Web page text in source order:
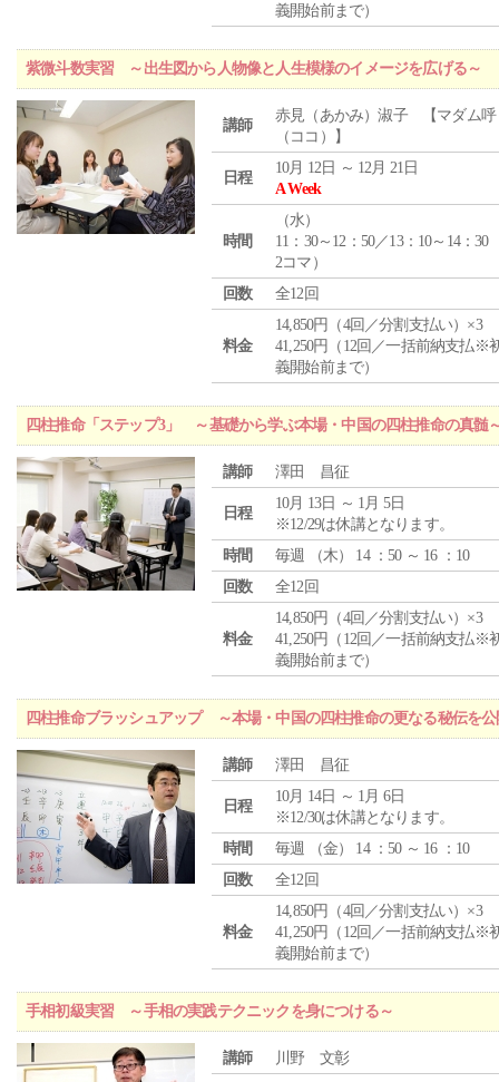
義開始前まで）
紫微斗数実習 ～出生図から人物像と人生模様のイメージを広げる～
講師
赤見（あかみ）淑子 【マダム呼
（ココ）】
日程
10月 12日 ～ 12月 21日
A Week
時間
（水）
11：30～12：50／13：10～14：30
2コマ）
回数
全12回
料金
14,850円（4回／分割支払い）×3
41,250円（12回／一括前納支払※
義開始前まで）
四柱推命「ステップ3」 ～基礎から学ぶ本場・中国の四柱推命の真髄
講師 澤田 昌征
日程
10月 13日 ～ 1月 5日
※12/29は休講となります。
時間
毎週 （木） 14 ：50 ～ 16 ：10
回数
全12回
料金
14,850円（4回／分割支払い）×3
41,250円（12回／一括前納支払※
義開始前まで）
四柱推命ブラッシュアップ ～本場・中国の四柱推命の更なる秘伝を
講師 澤田 昌征
日程
10月 14日 ～ 1月 6日
※12/30は休講となります。
時間
毎週 （金） 14 ：50 ～ 16 ：10
回数
全12回
料金
14,850円（4回／分割支払い）×3
41,250円（12回／一括前納支払※
義開始前まで）
手相初級実習 ～手相の実践テクニックを身につける～
講師
川野 文彰